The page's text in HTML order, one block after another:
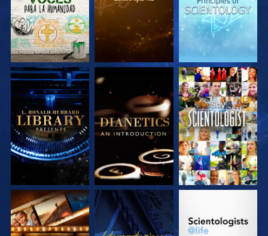
EXPLORA LAS
SERIES
EXPLORA LAS
SERIES
VE
EXPLORA LAS
VE
EXPLORA LAS